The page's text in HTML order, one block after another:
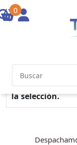
0
No se
la selección.